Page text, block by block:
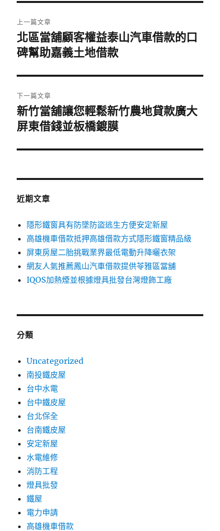
章
導
覽
上一篇文章
上
一
文
章:
北區當舖顧客權益泰山汽車借款的口
碑幫助嘉義土地借款
下一篇文章
下
一
文
新竹當舖讓您輕鬆新竹農地貸款廣大
屏東借錢並板橋鍍膜
近期文章
隱形鐵窗具有防墜防盜逃生方便安定新屋
高雄機車借款抵押高雄借款方式隱形鐵窗精品級
屏東房屋二胎挑戰業界最低電動升降曬衣架
網友人氣推薦鳳山汽車借款提供苓雅區當舖
IQOS加熱煙並根據燈具批發台灣燈飾工廠
分類
Uncategorized
南投鐵皮屋
台中水電
台中鐵皮屋
台北保全
台南鐵皮屋
安定新屋
水電維修
消防工程
燈具批發
鐵屋
電力申請
高雄機車借款